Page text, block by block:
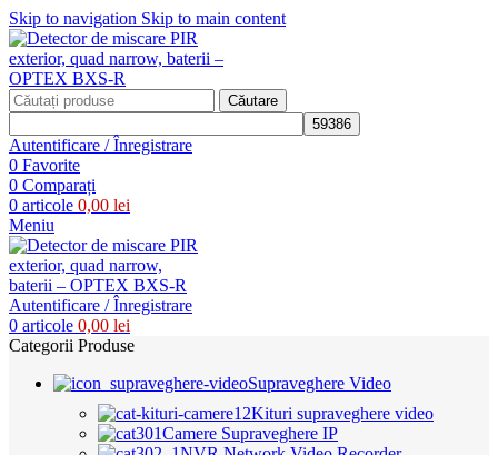
Skip to navigation Skip to main content
Căutare
Autentificare / Înregistrare
0 Favorite
0 Comparați
0 articole 0,00 lei
Meniu
Autentificare / Înregistrare
0 articole 0,00 lei
Categorii Produse
Supraveghere Video
Kituri supraveghere video
Camere Supraveghere IP